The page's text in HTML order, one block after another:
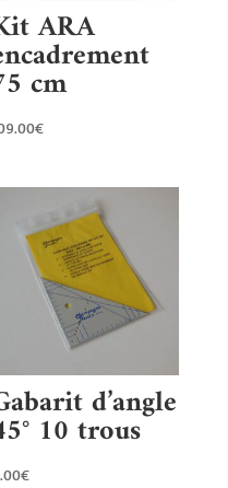
ARA
cm
€
d’angle
10 trous
€